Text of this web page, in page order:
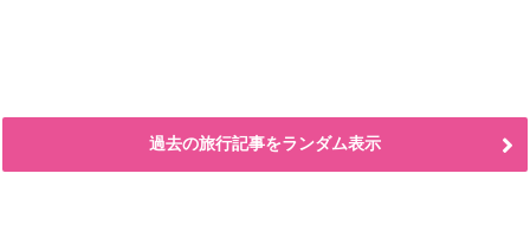
過去の旅行記事をランダム表示